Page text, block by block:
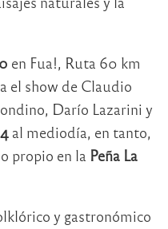
en Fua!, Ruta 60 km
el show de Claudio
Darío Lazarini y
al mediodía, en tanto,
propio en la Peña La
y gastronómico